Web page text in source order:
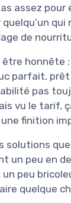
assez pour
quelqu’un
de
honnête
parfait,
pas
vu le tarif,
finition
solutions
un peu en
un peu
quelque